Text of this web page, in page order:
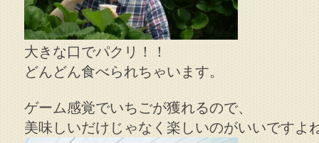
大きな口でパクリ！！
どんどん食べられちゃいます。
ゲーム感覚でいちごが獲れるので、
美味しいだけじゃなく楽しいのがいいですよ